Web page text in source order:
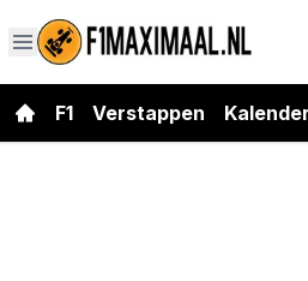
F1 Verstappen Kalender